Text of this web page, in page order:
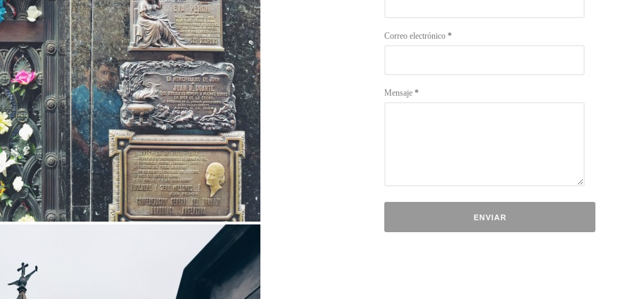
Correo electrónico *
Mensaje *